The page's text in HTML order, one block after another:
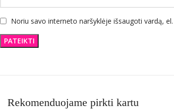
Noriu savo interneto naršyklėje išsaugoti vardą,
Rekomenduojame pirkti kartu